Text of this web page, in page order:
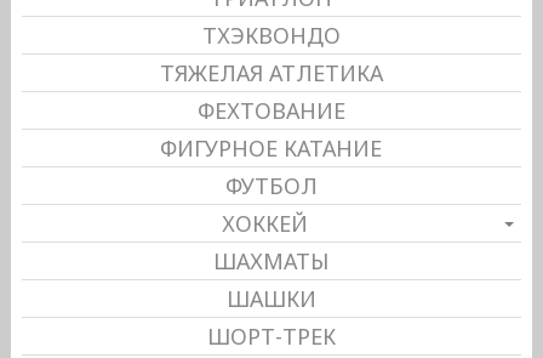
ТХЭКВОНДО
ТЯЖЕЛАЯ АТЛЕТИКА
ФЕХТОВАНИЕ
ФИГУРНОЕ КАТАНИЕ
ФУТБОЛ
ХОККЕЙ
ШАХМАТЫ
ШАШКИ
ШОРТ-ТРЕК